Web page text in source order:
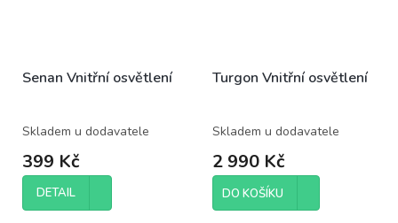
Senan Vnitřní osvětlení
Skladem u dodavatele
399 Kč
DETAIL
Turgon Vnitřní osvětlení
Skladem u dodavatele
2 990 Kč
DO KOŠÍKU